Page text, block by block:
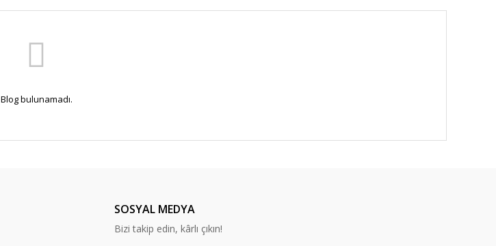
Blog bulunamadı.
SOSYAL MEDYA
Bizi takip edin, kârlı çıkın!